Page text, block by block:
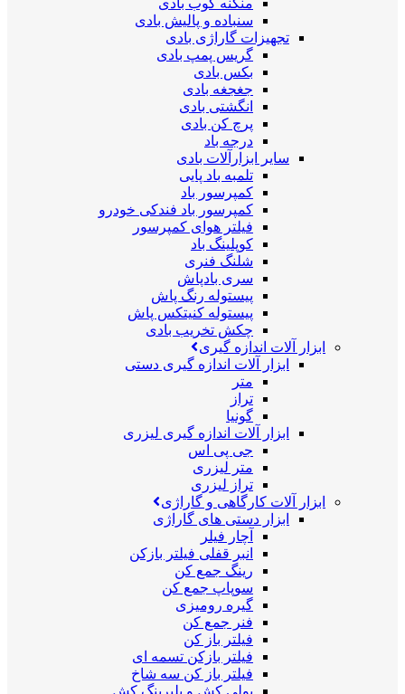
منگنه کوب بادی
سنباده و پالیش بادی
تجهیزات گاراژی بادی
گریس پمپ بادی
بکس بادی
جغجغه بادی
انگشتی بادی
پرچ کن بادی
درجه باد
سایر ابزارآلات بادی
تلمبه باد پایی
کمپرسور باد
کمپرسور باد فندکی خودرو
فیلتر هوای کمپرسور
کوپلینگ باد
شلنگ فنری
سری بادپاش
پیستوله رنگ پاش
پیستوله کنیتکس پاش
چکش تخریب بادی
ابزار آلات اندازه گیری
ابزار آلات اندازه گیری دستی
متر
تراز
گونیا
ابزار آلات اندازه گیری لیزری
جی پی اس
متر لیزری
تراز لیزری
ابزار آلات کارگاهی و گاراژی
ابزار دستی های گاراژی
آچار فیلر
انبر قفلی فیلتر بازکن
رینگ جمع کن
سوپاپ جمع کن
گیره رومیزی
فنر جمع کن
فیلتر باز کن
فیلتر بازکن تسمه ای
فیلتر باز کن سه شاخ